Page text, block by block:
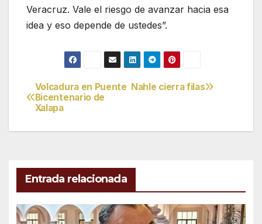
Veracruz. Vale el riesgo de avanzar hacia esa
idea y eso depende de ustedes”.
Navegación
de
Nahle cierra filas
Volcadura en Puente
Bicentenario de
Xalapa
Entrada relacionada